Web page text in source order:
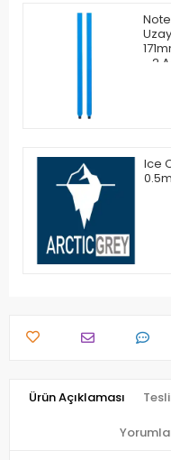
- 2
Ice
Ürün Açıklaması